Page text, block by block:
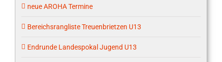
neue AROHA Termine
Bereichsrangliste Treuenbrietzen U13
Endrunde Landespokal Jugend U13